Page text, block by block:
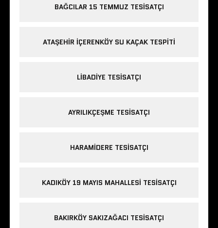
BAĞCILAR 15 TEMMUZ TESISATÇI
ATAŞEHIR IÇERENKÖY SU KAÇAK TESPITI
LIBADIYE TESISATÇI
AYRILIKÇEŞME TESISATÇI
HARAMIDERE TESISATÇI
KADIKÖY 19 MAYIS MAHALLESI TESISATÇI
BAKIRKÖY SAKIZAĞACI TESISATÇI